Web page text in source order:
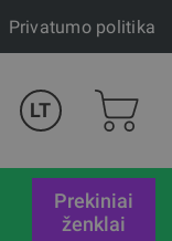
Privatumo politika
LT
Prekiniai
ženklai